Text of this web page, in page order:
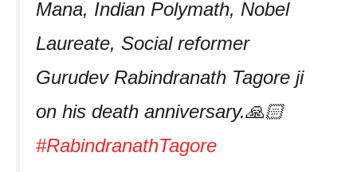
Mana, Indian Polymath, Nobel
Laureate, Social reformer
Gurudev Rabindranath Tagore ji
on his death anniversary.🙏🏻
#RabindranathTagore